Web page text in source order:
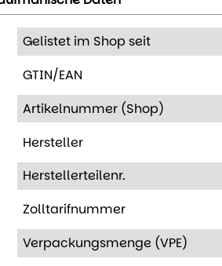
Gelistet im Shop seit
GTIN/EAN
Artikelnummer (Shop)
Hersteller
Herstellerteilenr.
Zolltarifnummer
Verpackungsmenge (VPE)